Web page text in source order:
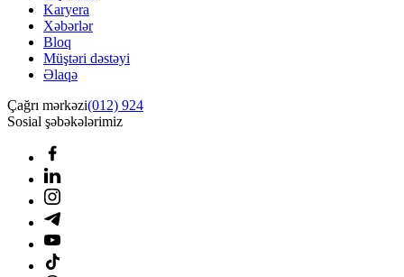
Karyera
Xəbərlər
Bloq
Müştəri dəstəyi
Əlaqə
Çağrı mərkəzi(012) 924
Sosial şəbəkələrimiz